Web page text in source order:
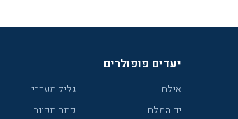
יעדים פופולרים
אילת
ים המלח
גליל מערבי
פתח תקווה